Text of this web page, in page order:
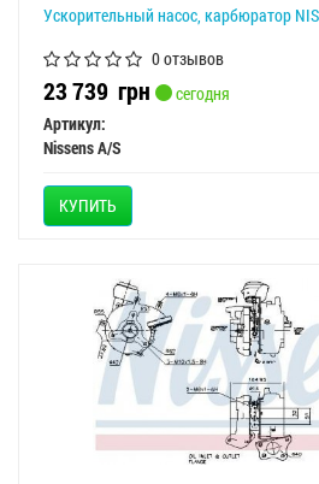
Ускорительный насос, карбюратор
0 отзывов
23 739 грн
сегодня
Артикул:
Nissens A/S
КУПИТЬ